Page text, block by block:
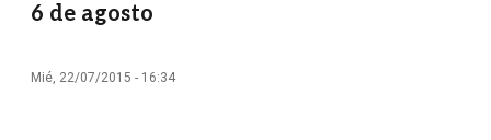
6 de agosto
Mié, 22/07/2015 - 16:34